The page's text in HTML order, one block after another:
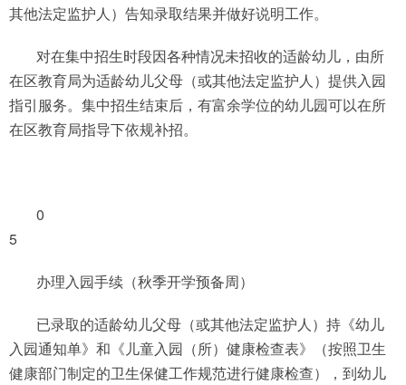
其他法定监护人）告知录取结果并做好说明工作。
对在集中招生时段因各种情况未招收的适龄幼儿，由所
在区教育局为适龄幼儿父母（或其他法定监护人）提供入园
指引服务。集中招生结束后，有富余学位的幼儿园可以在所
在区教育局指导下依规补招。
0
5
办理入园手续（秋季开学预备周）
已录取的适龄幼儿父母（或其他法定监护人）持《幼儿
入园通知单》和《儿童入园（所）健康检查表》（按照卫生
健康部门制定的卫生保健工作规范进行健康检查），到幼儿